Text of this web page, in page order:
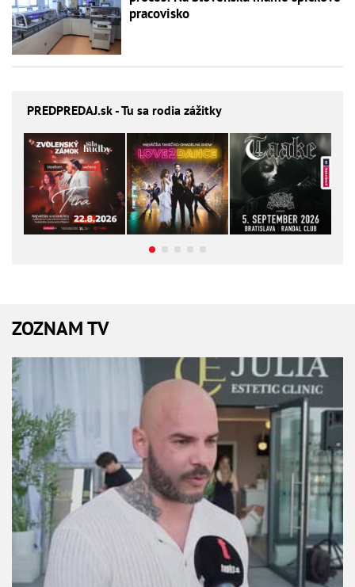
pracovisko
PREDPREDAJ.sk - Tu sa rodia zážitky
ZOZNAM TV